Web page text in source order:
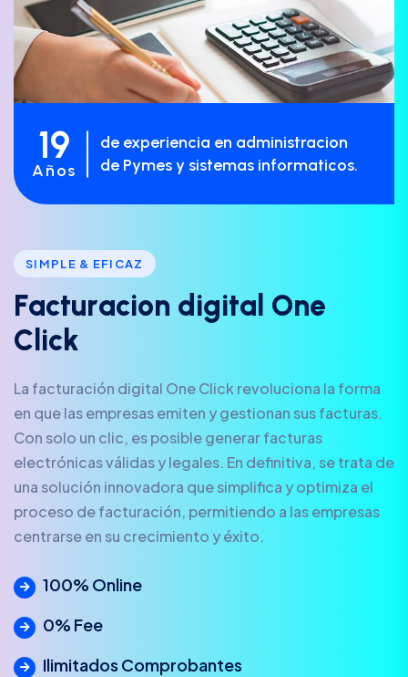
19
Años
de experiencia en administracion
de Pymes y sistemas informaticos.
SIMPLE & EFICAZ
Facturacion d igita One
C ick
La facturación digital One Click revoluciona la forma
en que las empresas emiten y gestionan sus facturas.
Con solo un clic, es posible generar facturas
electrónicas válidas y legales. En definitiva, se trata de
una solución innovadora que simplifica y optimiza el
proceso de facturación, permitiendo a las empresas
centrarse en su crecimiento y éxito.
100% Online
0% Fee
Ilimitados Comprobantes